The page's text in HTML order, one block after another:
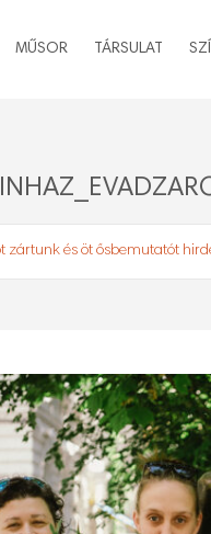
MŰSOR TÁRSULAT
zártunk és öt ősbemutatót